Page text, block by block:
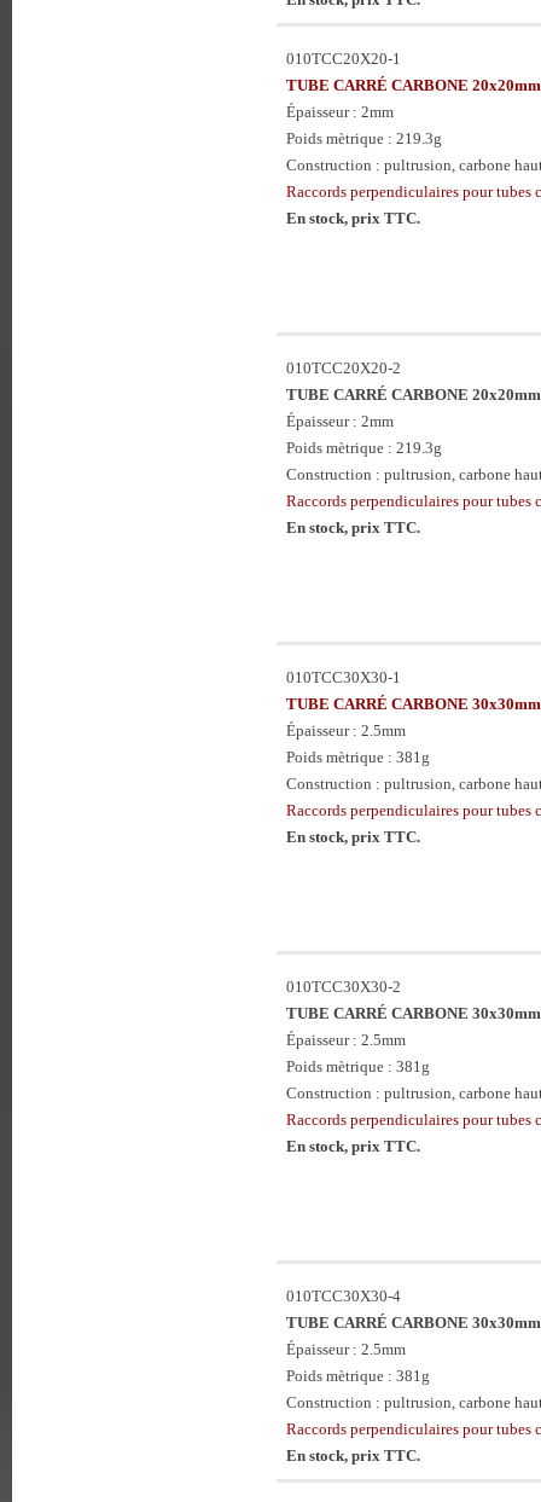
010TCC20X20-1
TUBE CARRÉ CARBONE
Épaisseur : 2mm
Poids mètrique : 219.3g
Construction : pultrusion, carbone
Raccords perpendiculaires pour tubes
En stock, prix TTC.
010TCC20X20-2
TUBE CARRÉ CARBONE
Épaisseur : 2mm
Poids mètrique : 219.3g
Construction : pultrusion, carbone
Raccords perpendiculaires pour tubes
En stock, prix TTC.
010TCC30X30-1
TUBE CARRÉ CARBONE
Épaisseur : 2.5mm
Poids mètrique : 381g
Construction : pultrusion, carbone
Raccords perpendiculaires pour tubes
En stock, prix TTC.
010TCC30X30-2
TUBE CARRÉ CARBONE
Épaisseur : 2.5mm
Poids mètrique : 381g
Construction : pultrusion, carbone
Raccords perpendiculaires pour tubes
En stock, prix TTC.
010TCC30X30-4
TUBE CARRÉ CARBONE
Épaisseur : 2.5mm
Poids mètrique : 381g
Construction : pultrusion, carbone
Raccords perpendiculaires pour tubes
En stock, prix TTC.